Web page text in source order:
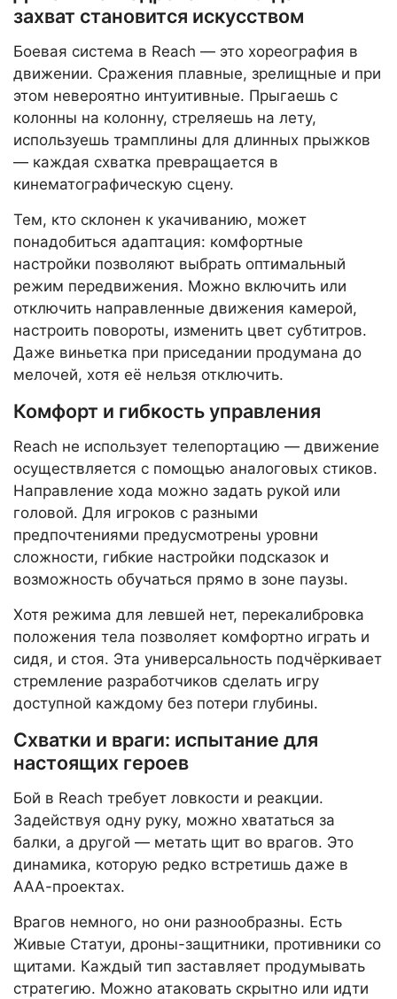
захват становится искусством
Боевая система в Reach — это хореография в
движении. Сражения плавные, зрелищные и при
этом невероятно интуитивные. Прыгаешь с
колонны на колонну, стреляешь на лету,
используешь трамплины для длинных прыжков
— каждая схватка превращается в
кинематографическую сцену.
Тем, кто склонен к укачиванию, может
понадобиться адаптация: комфортные
настройки позволяют выбрать оптимальный
режим передвижения. Можно включить или
отключить направленные движения камерой,
настроить повороты, изменить цвет субтитров.
Даже виньетка при приседании продумана до
мелочей, хотя её нельзя отключить.
Комфорт и гибкость управления
Reach не использует телепортацию — движение
осуществляется с помощью аналоговых стиков.
Направление хода можно задать рукой или
головой. Для игроков с разными
предпочтениями предусмотрены уровни
сложности, гибкие настройки подсказок и
возможность обучаться прямо в зоне паузы.
Хотя режима для левшей нет, перекалибровка
положения тела позволяет комфортно играть и
сидя, и стоя. Эта универсальность подчёркивает
стремление разработчиков сделать игру
доступной каждому без потери глубины.
Схватки и враги: испытание для
настоящих героев
Бой в Reach требует ловкости и реакции.
Задействуя одну руку, можно хвататься за
балки, а другой — метать щит во врагов. Это
динамика, которую редко встретишь даже в
ААА-проектах.
Врагов немного, но они разнообразны. Есть
Живые Статуи, дроны-защитники, противники со
щитами. Каждый тип заставляет продумывать
стратегию. Можно атаковать скрытно или идти